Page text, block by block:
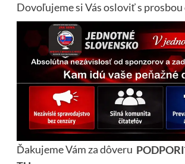
Dovoľujeme si Vás osloviť s prosbou
Ďakujeme Vám za dôveru